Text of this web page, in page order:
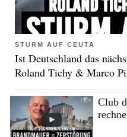
STURM AUF CEUTA
Ist Deutschland das
Roland Tichy & Marco
Club